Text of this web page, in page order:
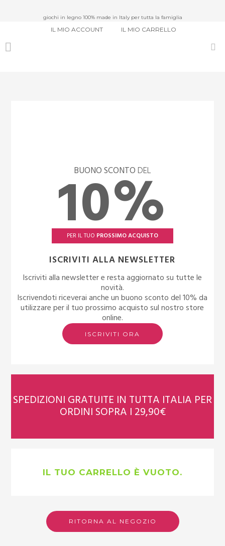
giochi in legno 100% made in Italy per tutta la famiglia
IL MIO ACCOUNT IL MIO CARRELLO
BUONO SCONTO DEL
10%
PER IL TUO PROSSIMO ACQUISTO
ISCRIVITI ALLA NEWSLETTER
Iscriviti alla newsletter e resta aggiornato su tutte le
novità.
Iscrivendoti riceverai anche un buono sconto del 10% da
utilizzare per il tuo prossimo acquisto sul nostro store
online.
ISCRIVITI ORA
SPEDIZIONI GRATUITE IN TUTTA ITALIA PER
ORDINI SOPRA I 29,90€
IL TUO CARRELLO È VUOTO.
RITORNA AL NEGOZIO